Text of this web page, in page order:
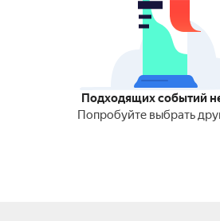
Подходящих событий
Попробуйте выбрать